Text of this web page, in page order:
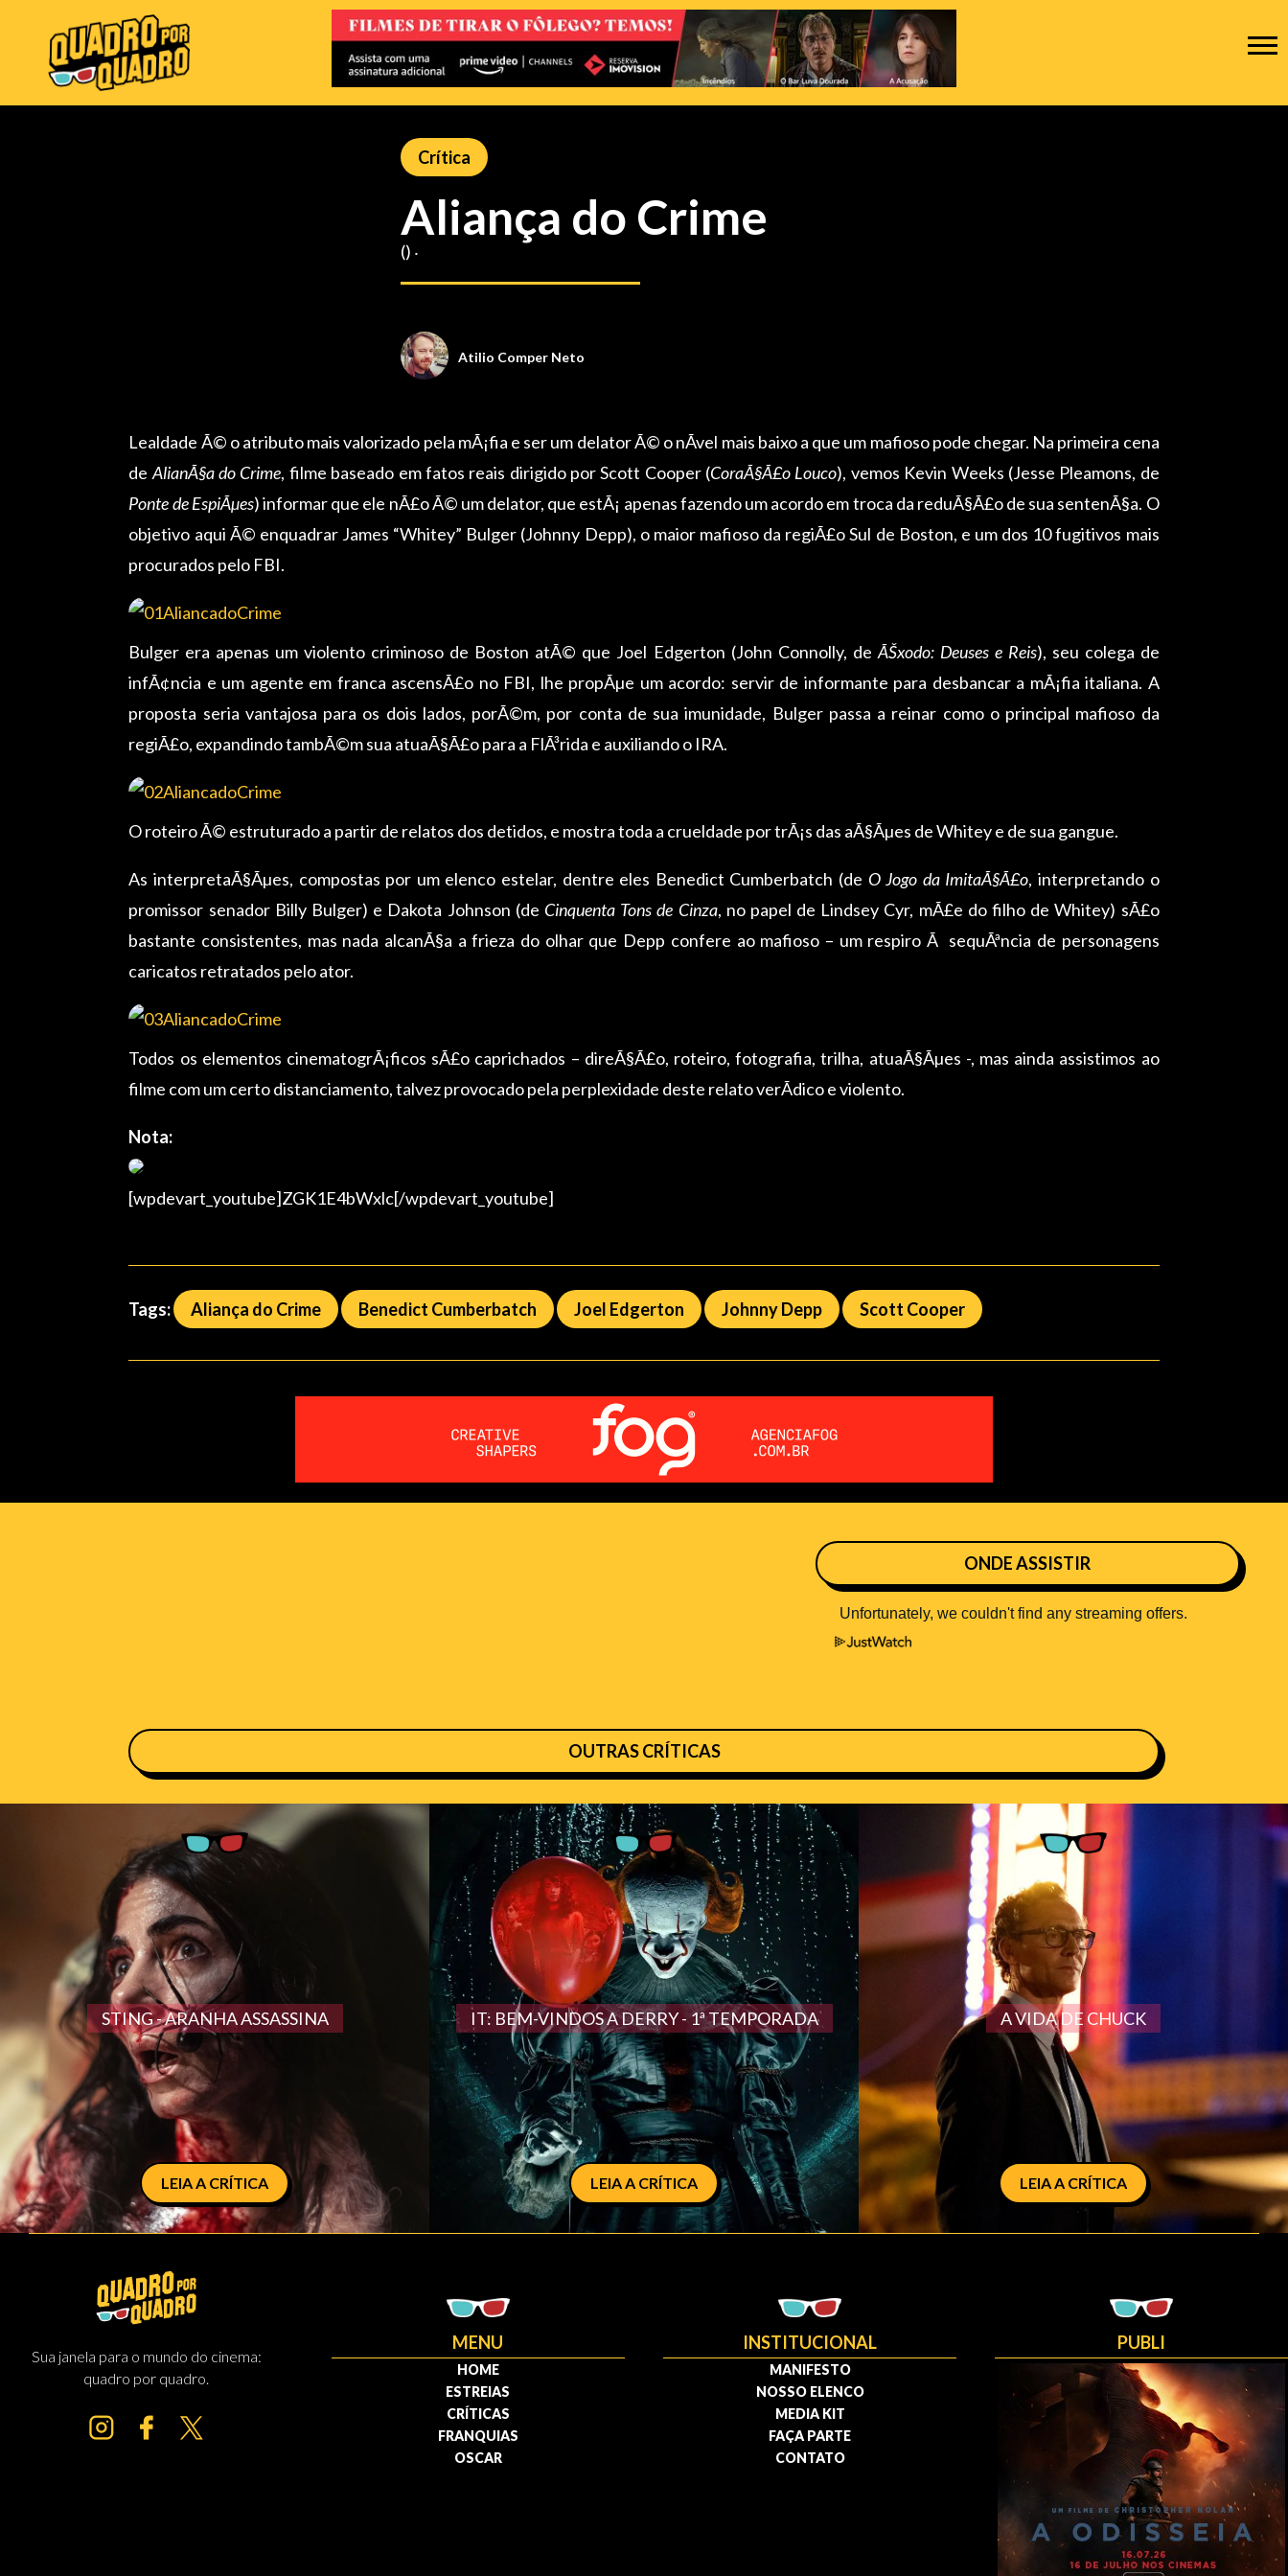
Crítica
Aliança do Crime
() ‧
Atilio Comper Neto
Lealdade Ã© o atributo mais valorizado pela mÃ¡fia e ser um delator Ã© o nÃ­vel mais baixo a que um mafioso pode chegar. Na primeira cena
de AlianÃ§a do Crime, filme baseado em fatos reais dirigido por Scott Cooper (CoraÃ§Ã£o Louco), vemos Kevin Weeks (Jesse Pleamons, de
Ponte de EspiÃµes) informar que ele nÃ£o Ã© um delator, que estÃ¡ apenas fazendo um acordo em troca da reduÃ§Ã£o de sua sentenÃ§a. O
objetivo aqui Ã© enquadrar James “Whitey” Bulger (Johnny Depp), o maior mafioso da regiÃ£o Sul de Boston, e um dos 10 fugitivos mais
procurados pelo FBI.
Bulger era apenas um violento criminoso de Boston atÃ© que Joel Edgerton (John Connolly, de ÃŠxodo: Deuses e Reis), seu colega de
infÃ¢ncia e um agente em franca ascensÃ£o no FBI, lhe propÃµe um acordo: servir de informante para desbancar a mÃ¡fia italiana. A
proposta seria vantajosa para os dois lados, porÃ©m, por conta de sua imunidade, Bulger passa a reinar como o principal mafioso da
regiÃ£o, expandindo tambÃ©m sua atuaÃ§Ã£o para a FlÃ³rida e auxiliando o IRA.
O roteiro Ã© estruturado a partir de relatos dos detidos, e mostra toda a crueldade por trÃ¡s das aÃ§Ãµes de Whitey e de sua gangue.
As interpretaÃ§Ãµes, compostas por um elenco estelar, dentre eles Benedict Cumberbatch (de O Jogo da ImitaÃ§Ã£o, interpretando o
promissor senador Billy Bulger) e Dakota Johnson (de Cinquenta Tons de Cinza, no papel de Lindsey Cyr, mÃ£e do filho de Whitey) sÃ£o
bastante consistentes, mas nada alcanÃ§a a frieza do olhar que Depp confere ao mafioso – um respiro Ã sequÃªncia de personagens
caricatos retratados pelo ator.
Todos os elementos cinematogrÃ¡ficos sÃ£o caprichados – direÃ§Ã£o, roteiro, fotografia, trilha, atuaÃ§Ãµes -, mas ainda assistimos ao
filme com um certo distanciamento, talvez provocado pela perplexidade deste relato verÃ­dico e violento.
Nota:
[wpdevart_youtube]ZGK1E4bWxlc[/wpdevart_youtube]
Tags: Aliança do Crime Benedict Cumberbatch Joel Edgerton Johnny Depp Scott Cooper
ONDE ASSISTIR
OUTRAS CRÍTICAS
STING - ARANHA ASSASSINA
LEIA A CRÍTICA
IT: BEM-VINDOS A DERRY - 1ª TEMPORADA
LEIA A CRÍTICA
A VIDA DE CHUCK
LEIA A CRÍTICA
Sua janela para o mundo do cinema:
quadro por quadro.
MENU
HOME
ESTREIAS
CRÍTICAS
FRANQUIAS
OSCAR
INSTITUCIONAL
MANIFESTO
NOSSO ELENCO
MEDIA KIT
FAÇA PARTE
CONTATO
PUBLI